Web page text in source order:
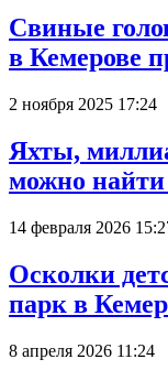
Свиные
в Кемерове
2 ноября 2025 17:24
Яхты,
можно
14 февраля 2026
Осколки
парк в
8 апреля 2026 11:24